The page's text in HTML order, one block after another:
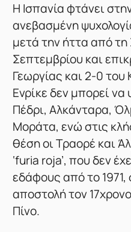
Η Ισπανία φτάνει
ανεβασμένη
μετά την ήττα από τη
Σεπτεμβρίου και
Γεωργίας και 2-0
Ενρίκε δεν μπορεί να
Πέδρι, Αλκάνταρα,
Μοράτα, ενώ στις
θέση οι Τραορέ και
‘furia roja’, που δεν
εδάφους από το
αποστολή τον
Πίνο.